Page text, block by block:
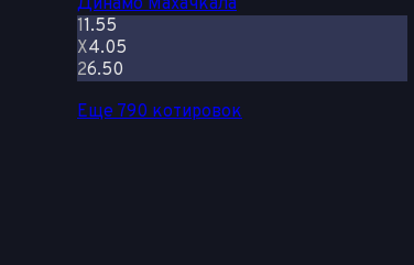
Динамо Махачкала
11.55
Х4.05
26.50
Еще 790 котировок